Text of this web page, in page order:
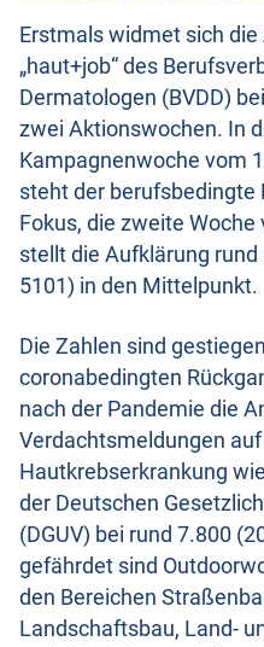
Erstmals widmet sich
„haut+job“ des
Dermatologen (BVDD)
zwei Aktionswochen. In
Kampagnenwoche vom
steht der berufsbedingte
Fokus, die zweite
stellt die Aufklärung
5101) in den Mittelpunkt.
Die Zahlen sind
coronabedingten
nach der Pandemie die
Verdachtsmeldungen
Hautkrebserkrankung
der Deutschen
(DGUV) bei rund 7.800
gefährdet sind
den Bereichen
Landschaftsbau, Land-